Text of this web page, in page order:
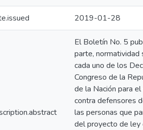
2019-01-28
El Boletín No. 5
parte, normatividad
cada uno de los
Congreso de la
de la Nación para
contra defensores
las personas que
del proyecto de ley